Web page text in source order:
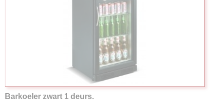
Barkoeler zwart 1 deurs.